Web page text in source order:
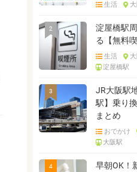
生活
2
淀屋橋駅
る【無料
生活
淀屋橋駅
3
JR大阪駅
駅】乗り
まとめ
おでかけ
大阪駅
4
早朝OK！